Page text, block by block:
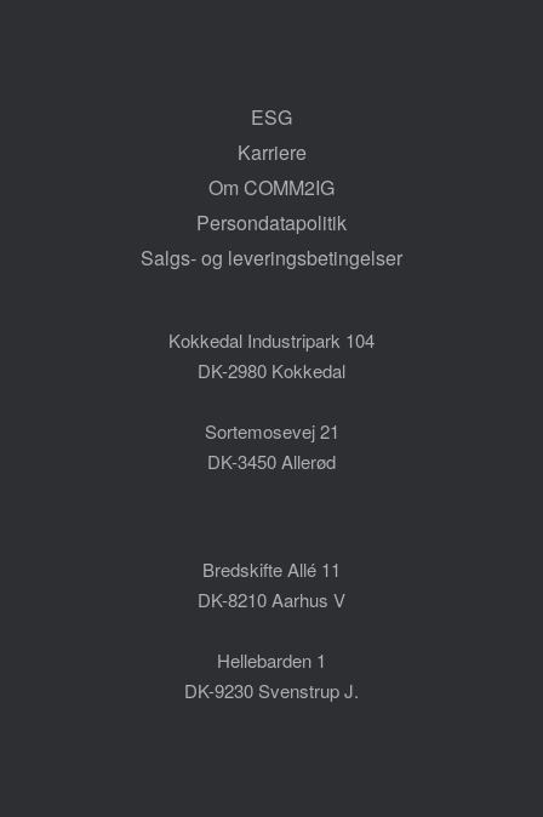
ESG
Karriere
Om COMM2IG
Persondatapolitik
Salgs- og leveringsbetingelser
Kokkedal Industripark 104
DK-2980 Kokkedal
Sortemosevej 21
DK-3450 Allerød
Bredskifte Allé 11
DK-8210 Aarhus V
Hellebarden 1
DK-9230 Svenstrup J.